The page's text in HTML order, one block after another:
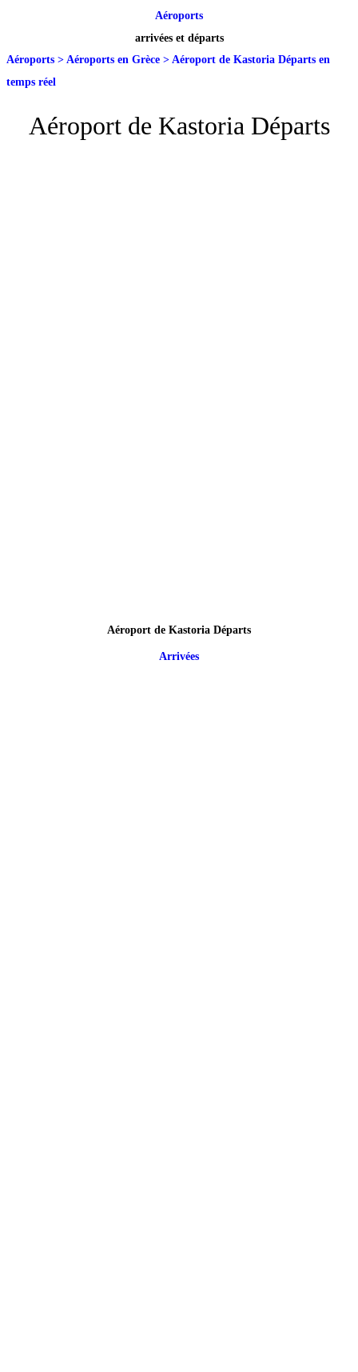
Aéroports
arrivées et départs
Aéroports > Aéroports en Grèce > Aéroport de Kastoria Départs en
temps réel
Aéroport de Kastoria Départs
Aéroport de Kastoria Départs
Arrivées